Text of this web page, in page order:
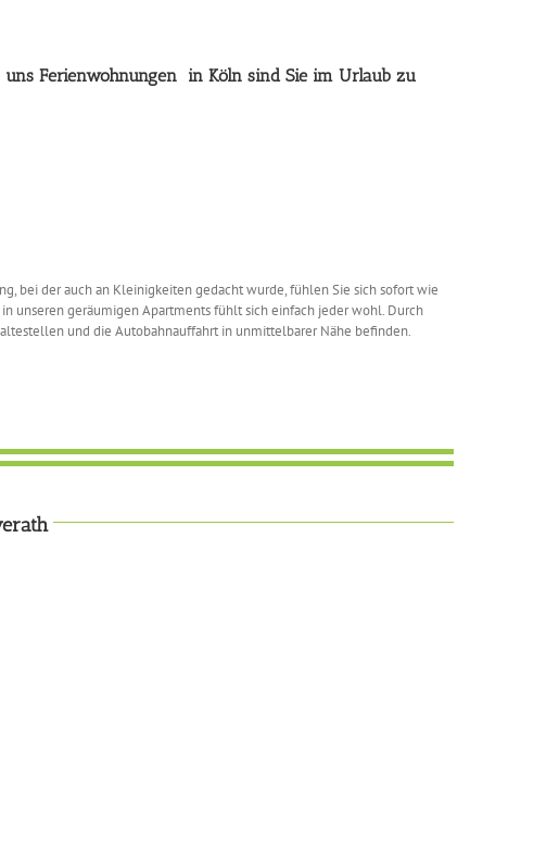
Ferienwohnungen in Köln sind Sie im Urlaub zu
bei der auch an Kleinigkeiten gedacht wurde, fühlen Sie sich sofort wie
unseren geräumigen Apartments fühlt sich einfach jeder wohl. Durch
und die Autobahnauffahrt in unmittelbarer Nähe befinden.